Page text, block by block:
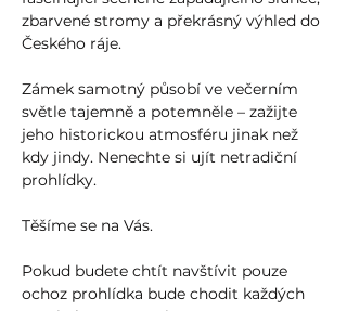
zbarvené stromy a překrásný výhled do
Českého ráje.
Zámek samotný působí ve večerním
světle tajemně a potemněle – zažijte
jeho historickou atmosféru jinak než
kdy jindy. Nenechte si ujít netradiční
prohlídky.
Těšíme se na Vás.
Pokud budete chtít navštívit pouze
ochoz prohlídka bude chodit každých